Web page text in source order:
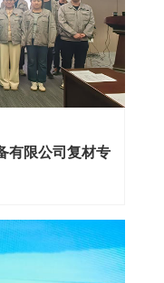
有限公司复材专